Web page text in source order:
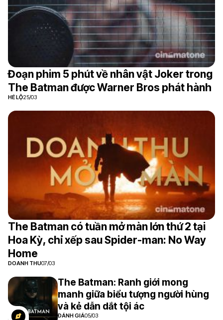
Đoạn phim 5 phút về nhân vật Joker trong
The Batman được Warner Bros phát hành
HÉ LỘ25/03
The Batman có tuần mở màn lớn thứ 2 tại
Hoa Kỳ, chỉ xếp sau Spider-man: No Way
Home
DOANH THU07/03
The Batman: Ranh giới mong
manh giữa biểu tượng người hùng
và kẻ dẫn dắt tội ác
ĐÁNH GIÁ05/03